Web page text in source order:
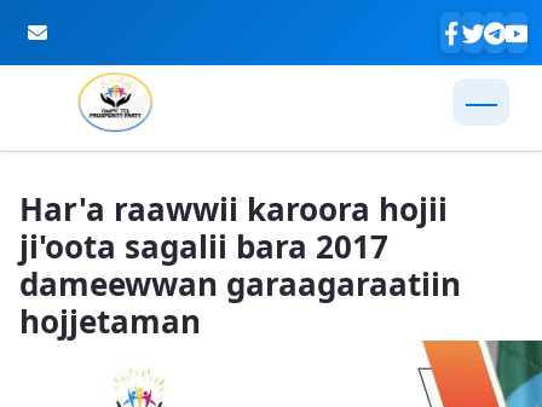
Har'a raawwii karoora hojii
ji'oota sagalii bara 2017
dameewwan garaagaraatiin
hojjetaman